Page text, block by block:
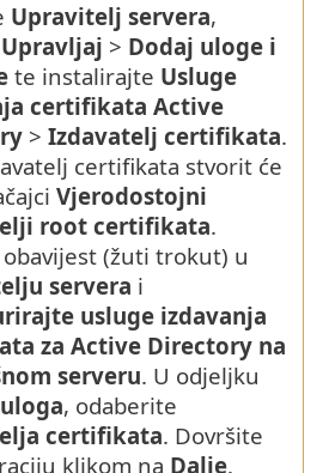
Upravitelj servera,
Upravljaj > Dodaj uloge i
te instalirajte Usluge
certifikata Active
> Izdavatelj certifikata.
certifikata stvorit će
Vjerodostojni
root certifikata.
(žuti trokut) u
servera i
usluge izdavanja
za Active Directory na
serveru. U odjeljku
, odaberite
certifikata. Dovršite
klikom na Dalje.